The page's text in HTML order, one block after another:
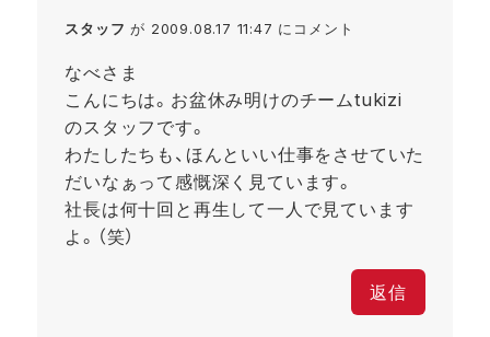
スタッフ が 2009.08.17 11:47 にコメント
なべさま
こんにちは。お盆休み明けのチームtukizi
のスタッフです。
わたしたちも、ほんといい仕事をさせていた
だいなぁって感慨深く見ています。
社長は何十回と再生して一人で見ています
よ。（笑）
返信